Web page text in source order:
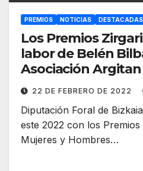
PREMIOS NOTICIAS DESTACADAS
Los Premios
labor de Belén
Asociación
Skolastika
22 DE FEBRERO DE 2022
Diputación Foral de
este 2022 con los
Mujeres y Hombres…